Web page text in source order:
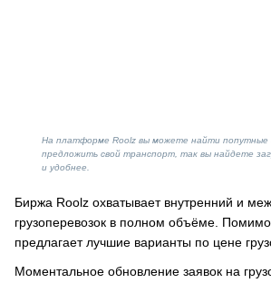
На платформе Roolz вы можете найти попутные
предложить свой транспорт, так вы найдете
и удобнее.
Биржа Roolz охватывает внутренний и
грузоперевозок в полном объёме. Помимо
предлагает лучшие варианты по цене
Моментальное обновление заявок на